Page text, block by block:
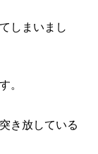
しまいまし
。
き放している